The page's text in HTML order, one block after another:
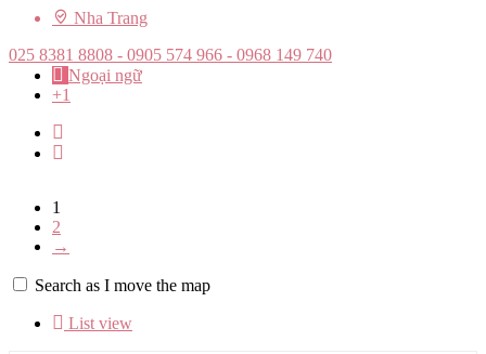
Nha Trang
025 8381 8808 - 0905 574 966 - 0968 149 740
Ngoại ngữ
+1
1
2
→
Search as I move the map
List view